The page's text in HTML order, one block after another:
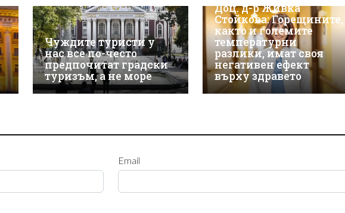
Чуждите туристи у
нас все по-често
предпочитат градски
туризъм, а не море
Доц. д-р Живка
Стойкова: Горещините,
както и големите
температурни
разлики, имат своя
негативен ефект
върху здравето
Email